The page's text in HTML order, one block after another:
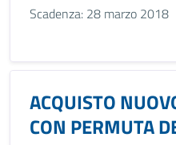
Scadenza: 28 marzo 2018
ACQUISTO
CON PERMUTA